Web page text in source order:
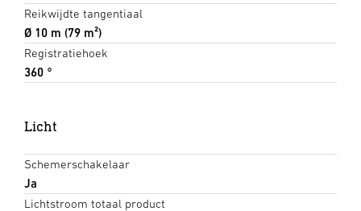
Reikwijdte tangentiaal
Ø 10 m (79 m²)
Registratiehoek
360 °
Licht
Schemerschakelaar
Ja
Lichtstroom totaal product